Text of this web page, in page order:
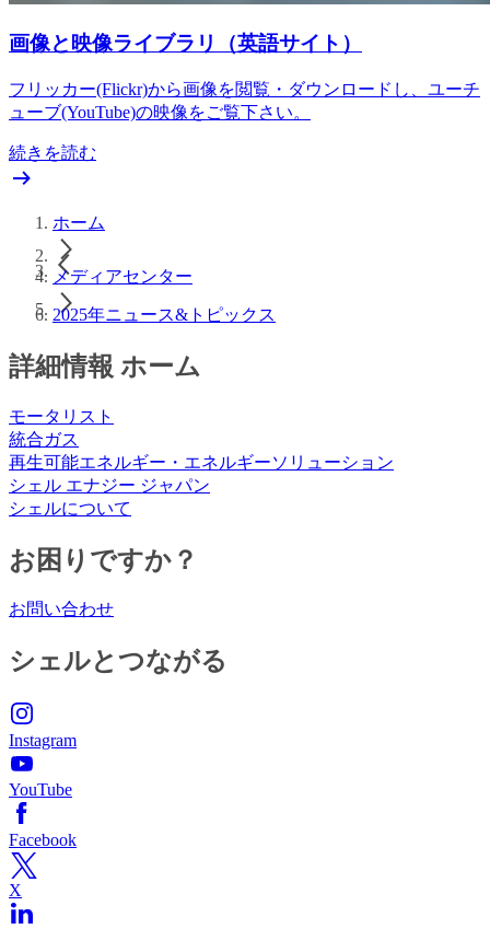
画像と映像ライブラリ（英語サイト）
フリッカー(Flickr)から画像を閲覧・ダウンロードし、ユーチ
ューブ(YouTube)の映像をご覧下さい。
続きを読む
ホーム
メディアセンター
2025年ニュース&トピックス
詳細情報 ホーム
モータリスト
統合ガス
再生可能エネルギー・エネルギーソリューション
シェル エナジー ジャパン
シェルについて
お困りですか？
お問い合わせ
シェルとつながる
Instagram
YouTube
Facebook
X